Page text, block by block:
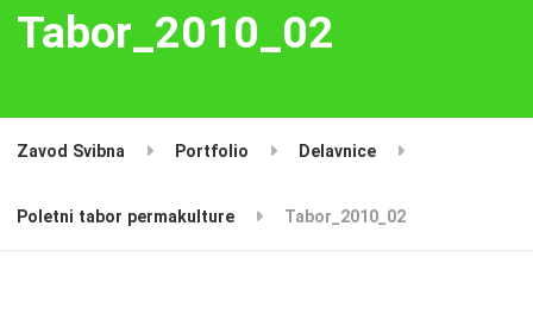
Tabor_2010_02
Zavod Svibna Portfolio Delavnice
Poletni tabor permakulture Tabor_2010_02